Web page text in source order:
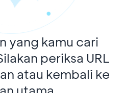
yang kamu cari
periksa URL
atau kembali ke